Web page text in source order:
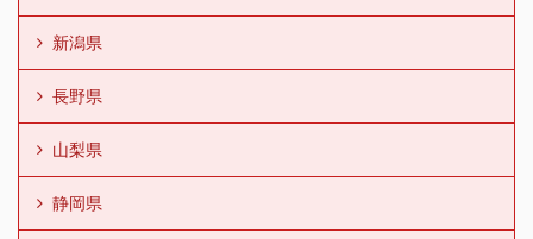
新潟県
長野県
山梨県
静岡県